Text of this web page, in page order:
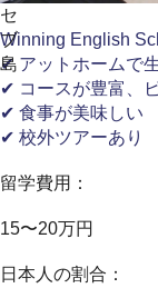
セ
ブ
島
Winning English
✔ アットホームで
✔ コースが豊富、
✔ 食事が美味しい
✔ 校外ツアーあり
留学費用：
15〜20万円
日本人の割合：